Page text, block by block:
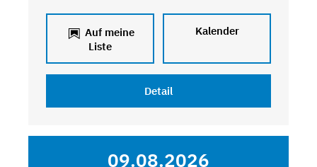
Auf meine
Liste
Kalender
Detail
09.08.2026